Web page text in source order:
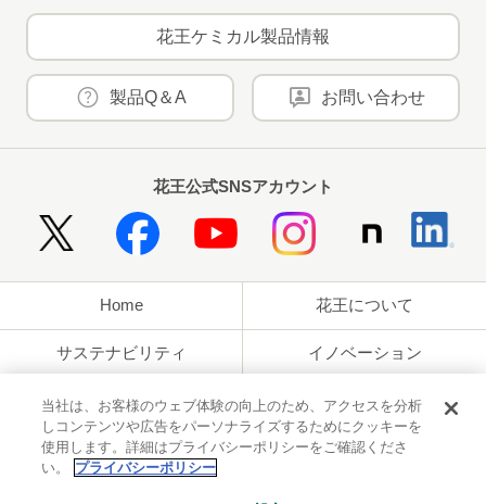
花王ケミカル製品情報
製品Q＆A お問い合わせ
花王公式SNSアカウント
Home 花王について
サステナビリティ イノベーション
ブランド 投資家情報
ニュースルーム 採用情報
当社は、お客様のウェブ体験の向上のため、アクセスを分析
しコンテンツや広告をパーソナライズするためにクッキーを
使用します。詳細はプライバシーポリシーをご確認くださ
い。
プライバシーポリシー